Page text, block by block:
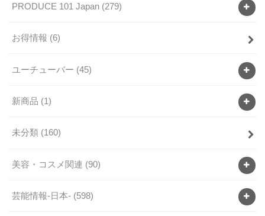
PRODUCE 101 Japan (279)
お得情報 (6)
ユーチューバー (45)
新商品 (1)
未分類 (160)
美容・コスメ関連 (90)
芸能情報-日本- (598)